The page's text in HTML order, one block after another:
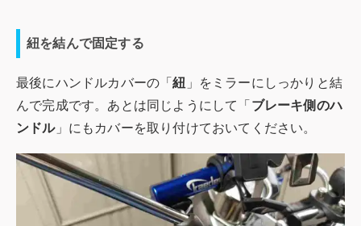
紐を結んで固定する
最後にハンドルカバーの「紐 」をミラーにしっかりと結
んで完成です。あとは同じようにして「 ブレーキ側のハ
ンドル」にもカバーを取り付けておいてください。